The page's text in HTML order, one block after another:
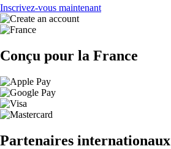
Inscrivez-vous maintenant
Conçu pour la France
Partenaires internationaux